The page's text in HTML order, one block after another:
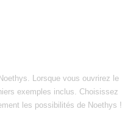
Lorsque vous ouvrirez le
exemples inclus. Choisissez
les possibilités de Noethys !